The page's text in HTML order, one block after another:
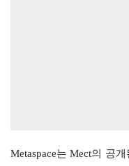
Metaspace는 Mect의 공